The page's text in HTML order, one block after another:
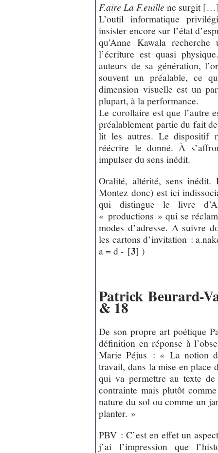
F.aire La F.euille ne surgit
L’outil informatique
insister encore sur l’état
qu’Anne Kawala
l’écriture est quasi
auteurs de sa génération,
souvent un préalable, ce
dimension visuelle est un
plupart, à la performance.
Le corollaire est que l’autre
préalablement partie du fait
lit les autres. Le dispositif
réécrire le donné. À
impulser du sens inédit.
Oralité, altérité, sens
Montez donc) est ici
qui distingue le livre
« productions » qui se
modes d’adresse. A suivre
les cartons d’invitation :
a = d - [3] )
Patrick Beurard-
& 18
De son propre art poétique
définition en réponse à
Marie Péjus : « La notion
travail, dans la mise en place
qui va permettre au texte
contrainte mais plutôt
nature du sol ou comme un
planter. »
PBV : C’est en effet un
j’ai l’impression que